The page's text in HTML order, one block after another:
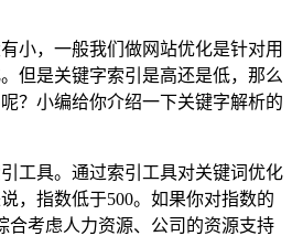
小，一般我们做网站优化是针对用
但是关键字索引是高还是低，那么
？小编给你介绍一下关键字解析的
工具。通过索引工具对关键词优化
，指数低于500。如果你对指数的
合考虑人力资源、公司的资源支持